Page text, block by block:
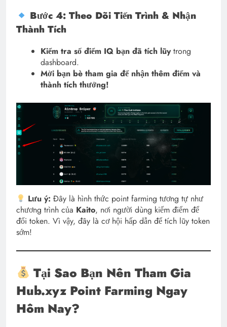
Bước 4: Theo Dõi Tiến Trình & Nhận
Thành Tích
Kiểm tra số điểm IQ bạn đã tích lũytrong
dashboard.
Mời bạn bè tham gia để nhận thêm điểm và
thành tích thưởng!
Lưu ý: Đây là hình thức point farming tương tự như
chương trình của Kaito, nơi người dùng kiếm điểm để
đổi token. Vì vậy, đây là cơ hội hấp dẫn để tích lũy token
sớm!
Tại Sao Bạn Nên Tham Gia
Hub.xyz Point Farming Ngay
Hôm Nay?